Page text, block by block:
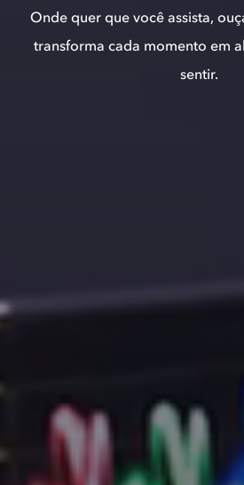
Onde quer que você assista,
transforma cada momento em
sentir.